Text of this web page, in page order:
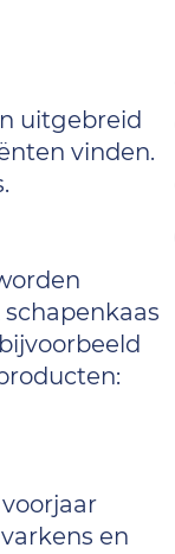
uitgebreid
vinden.
en